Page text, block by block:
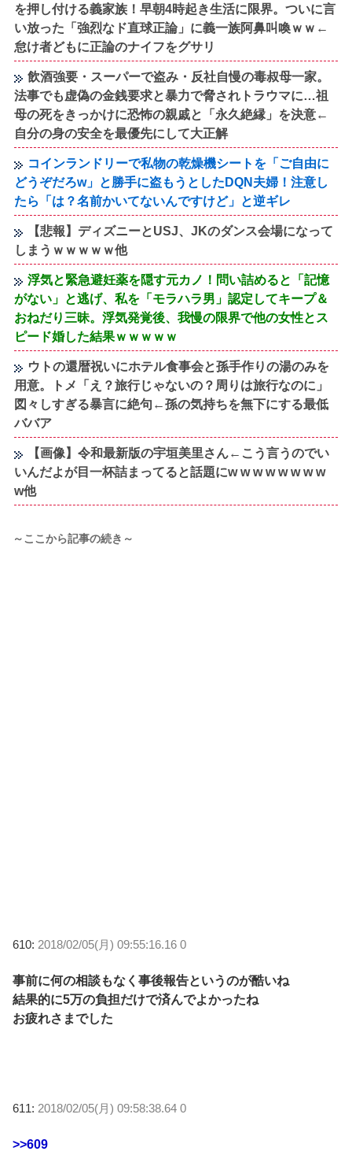
を押し付ける義家族！早朝4時起き生活に限界。ついに言
い放った「強烈なド直球正論」に義一族阿鼻叫喚ｗｗ←
怠け者どもに正論のナイフをグサリ
飲酒強要・スーパーで盗み・反社自慢の毒叔母一家。
法事でも虚偽の金銭要求と暴力で脅されトラウマに…祖
母の死をきっかけに恐怖の親戚と「永久絶縁」を決意←
自分の身の安全を最優先にして大正解
コインランドリーで私物の乾燥機シートを「ご自由に
どうぞだろw」と勝手に盗もうとしたDQN夫婦！注意し
たら「は？名前かいてないんですけど」と逆ギレ
【悲報】ディズニーとUSJ、JKのダンス会場になって
しまうｗｗｗｗｗ他
浮気と緊急避妊薬を隠す元カノ！問い詰めると「記憶
がない」と逃げ、私を「モラハラ男」認定してキープ＆
おねだり三昧。浮気発覚後、我慢の限界で他の女性とス
ピード婚した結果ｗｗｗｗｗ
ウトの還暦祝いにホテル食事会と孫手作りの湯のみを
用意。トメ「え？旅行じゃないの？周りは旅行なのに」
図々しすぎる暴言に絶句←孫の気持ちを無下にする最低
ババア
【画像】令和最新版の宇垣美里さん←こう言うのでい
いんだよが目一杯詰まってると話題にw w w w w w w w
w他
～ここから記事の続き～
610: 2018/02/05(月) 09:55:16.16 0
事前に何の相談もなく事後報告というのが酷いね
結果的に5万の負担だけで済んでよかったね
お疲れさまでした
611: 2018/02/05(月) 09:58:38.64 0
>>609